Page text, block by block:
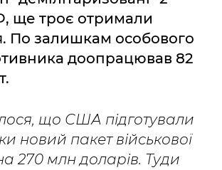
ще троє отримали
По залишкам особового
доопрацював 82
що США підготували
новий пакет військової
270 млн доларів. Туди